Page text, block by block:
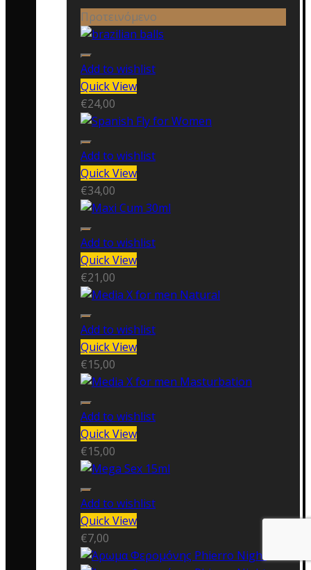
Προτεινόμενο
Add to wishlist
Quick View
€24,00
Add to wishlist
Quick View
€34,00
Add to wishlist
Quick View
€21,00
Add to wishlist
Quick View
€15,00
Add to wishlist
Quick View
€15,00
Add to wishlist
Quick View
€7,00